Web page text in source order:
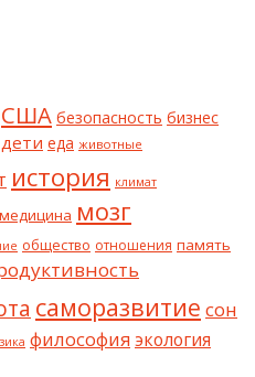
США безопасность бизнес
дети еда животные
история климат
медицина мозг
общество отношения память
саморазвитие сон
философия экология